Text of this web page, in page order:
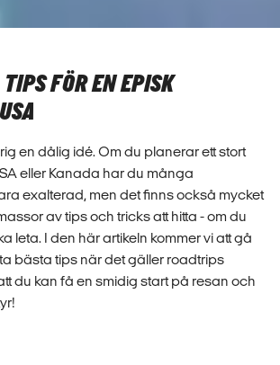
FÖR EN EPISK
en dålig idé. Om du planerar ett stort
eller Kanada har du många
exalterad, men det finns också mycket
av tips och tricks att hitta - om du
leta. I den här artikeln kommer vi att gå
bästa tips när det gäller roadtrips
du kan få en smidig start på resan och